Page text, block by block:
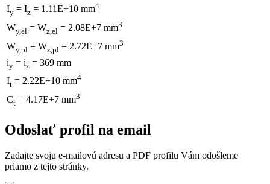
Iy = Iz = 1.11E+10 mm4
Wy,el = Wz,el = 2.08E+7 mm3
Wy,pl = Wz,pl = 2.72E+7 mm3
iy = iz = 369 mm
It = 2.22E+10 mm4
Ct = 4.17E+7 mm3
Odoslať profil na email
Zadajte svoju e-mailovú adresu a PDF profilu Vám odošleme
priamo z tejto stránky.